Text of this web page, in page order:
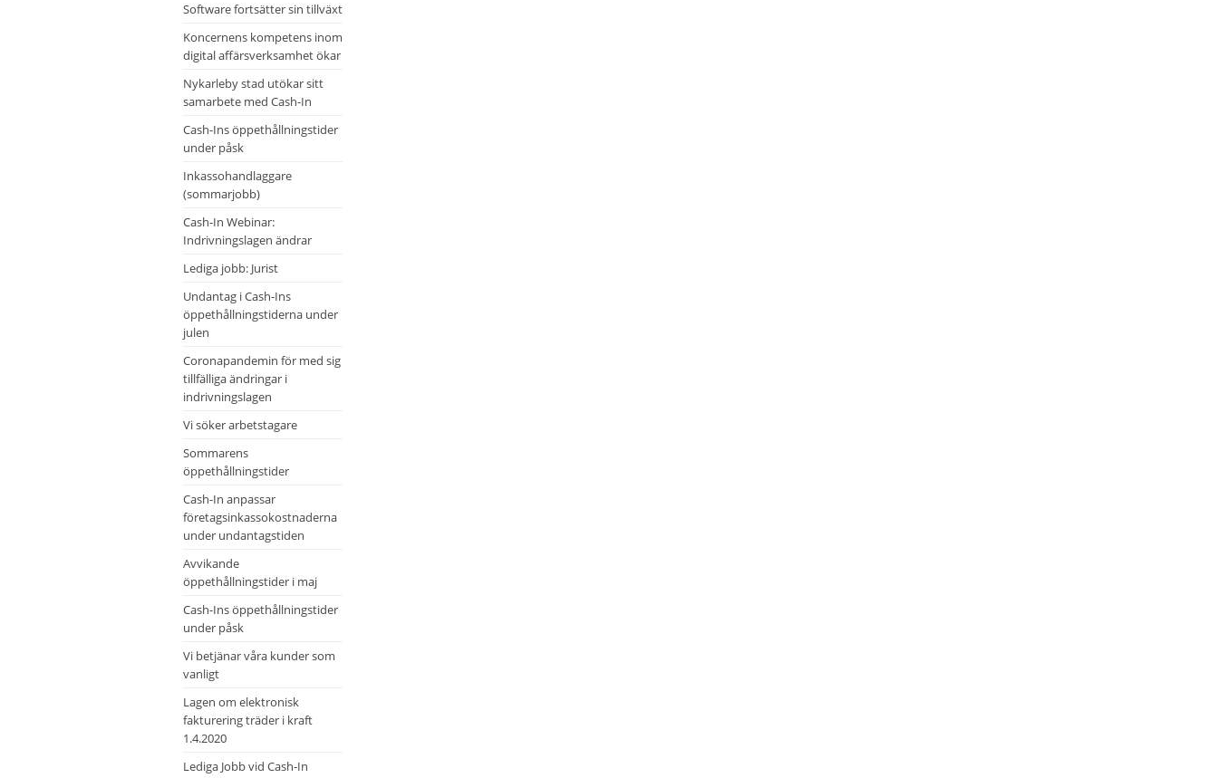
Software fortsätter sin tillväxt
Koncernens kompetens inom
digital affärsverksamhet ökar
Nykarleby stad utökar sitt
samarbete med Cash-In
Cash-Ins öppethållningstider
under påsk
Inkassohandlaggare
(sommarjobb)
Cash-In Webinar:
Indrivningslagen ändrar
Lediga jobb: Jurist
Undantag i Cash-Ins
öppethållningstiderna under
julen
Coronapandemin för med sig
tillfälliga ändringar i
indrivningslagen
Vi söker arbetstagare
Sommarens
öppethållningstider
Cash-In anpassar
företagsinkassokostnaderna
under undantagstiden
Avvikande
öppethållningstider i maj
Cash-Ins öppethållningstider
under påsk
Vi betjänar våra kunder som
vanligt
Lagen om elektronisk
fakturering träder i kraft
1.4.2020
Lediga Jobb vid Cash-In